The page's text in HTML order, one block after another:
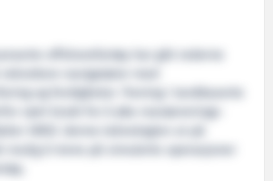
offshorefartøy har gitt rederne
navigatører med
og ferdigheter. Trening i landbaserte
vært brukt for å øke manøvrerings-
SMSC denne teknologien ut på
mulig å trene på simulerte operasjoner